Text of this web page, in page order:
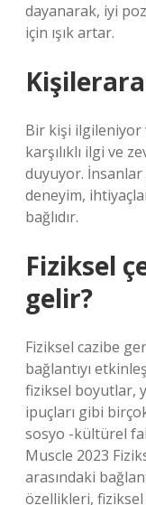
dayanarak, iyi
için ışık artar.
Bir kişi ilgileniyor
karşılıklı ilgi ve
duyuyor.
deneyim,
bağlıdır.
Fiziksel
gelir?
Fiziksel cazibe
bağlantıyı
fiziksel boyutlar,
ipuçları gibi
sosyo -kültürel
Muscle 2023
arasındaki
özellikleri,